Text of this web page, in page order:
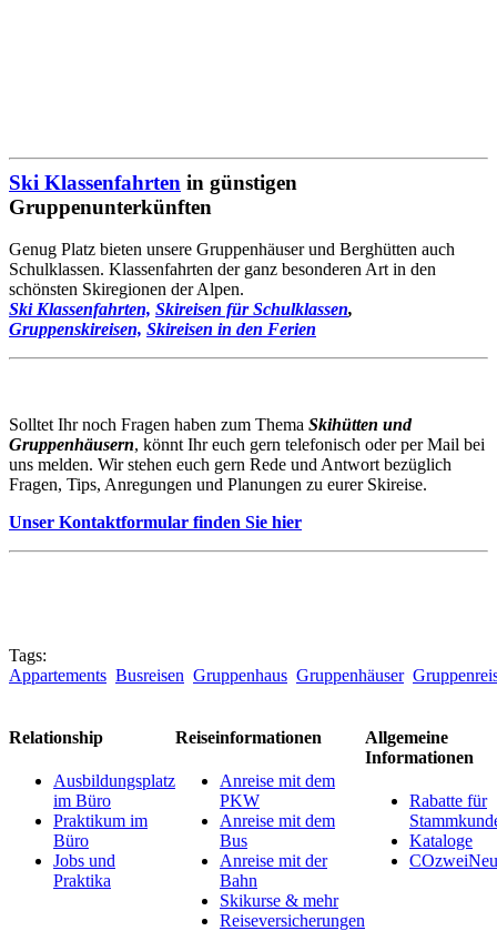
Ski Klassenfahrten in günstigen
Gruppenunterkünften
Genug Platz bieten unsere Gruppenhäuser und Berghütten auch
Schulklassen. Klassenfahrten der ganz besonderen Art in den
schönsten Skiregionen der Alpen.
Ski Klassenfahrten, Skireisen für Schulklassen,
Gruppenskireisen, Skireisen in den Ferien
Solltet Ihr noch Fragen haben zum Thema Skihütten und
Gruppenhäusern, könnt Ihr euch gern telefonisch oder per Mail bei
uns melden. Wir stehen euch gern Rede und Antwort bezüglich
Fragen, Tips, Anregungen und Planungen zu eurer Skireise.
Unser Kontaktformular finden Sie hier
Tags:
Appartements Busreisen Gruppenhaus Gruppenhäuser
Relationship
Ausbildungsplatz
im Büro
Praktikum im
Büro
Jobs und
Praktika
Reiseinformationen
Anreise mit dem
PKW
Anreise mit dem
Bus
Anreise mit der
Bahn
Skikurse & mehr
Reiseversicherungen
Allgemeine
Informationen
Rabatte für
Kataloge